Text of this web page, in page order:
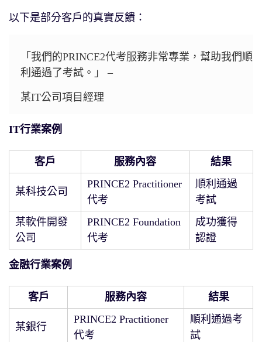
以下是部分客戶的真實反饋：
「我們的PRINCE2代考服務非常專業，幫助我們順
利通過了考試。」 –
某IT公司項目經理
IT行業案例
客戶 服務內容 結果
某科技公司
PRINCE2 Practitioner
代考
順利通過
考試
某軟件開發
公司
PRINCE2 Foundation
代考
成功獲得
認證
金融行業案例
客戶 服務內容 結果
某銀行
PRINCE2 Practitioner
代考
順利通過考
試